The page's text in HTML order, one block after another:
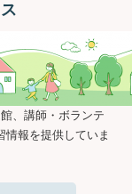
、講師・ボランテ
情報を提供していま